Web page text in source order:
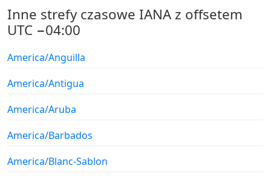
Inne strefy czasowe IANA z offsetem
UTC −04:00
America/Anguilla
America/Antigua
America/Aruba
America/Barbados
America/Blanc-Sablon